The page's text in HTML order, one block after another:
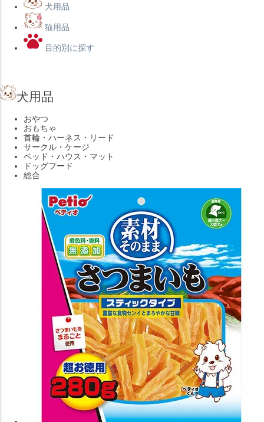
犬用品
猫用品
目的別に探す
犬用品
おやつ
おもちゃ
首輪・ハーネス・リード
サークル・ケージ
ベッド・ハウス・マット
ドッグフード
総合